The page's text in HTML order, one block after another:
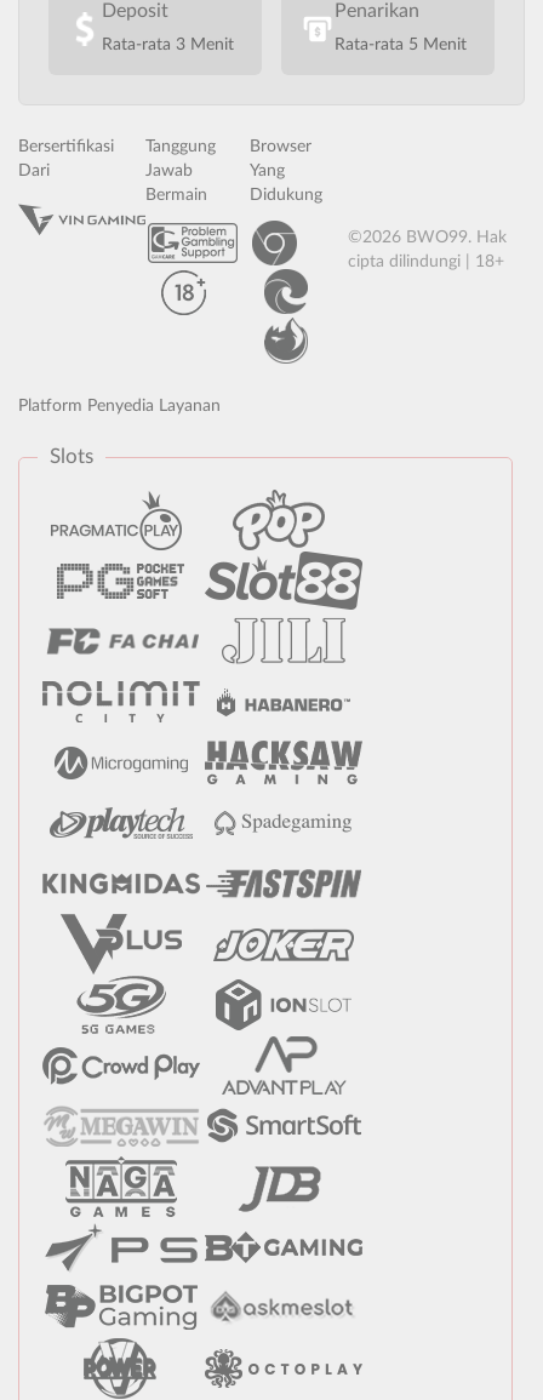
Deposit
Rata-rata 3 Menit
Penarikan
Rata-rata 5 Menit
Bersertifikasi
Dari
Tanggung
Jawab
Bermain
Browser
Yang
Didukung
©2026 BWO99. Hak
cipta dilindungi | 18+
Platform Penyedia Layanan
Slots